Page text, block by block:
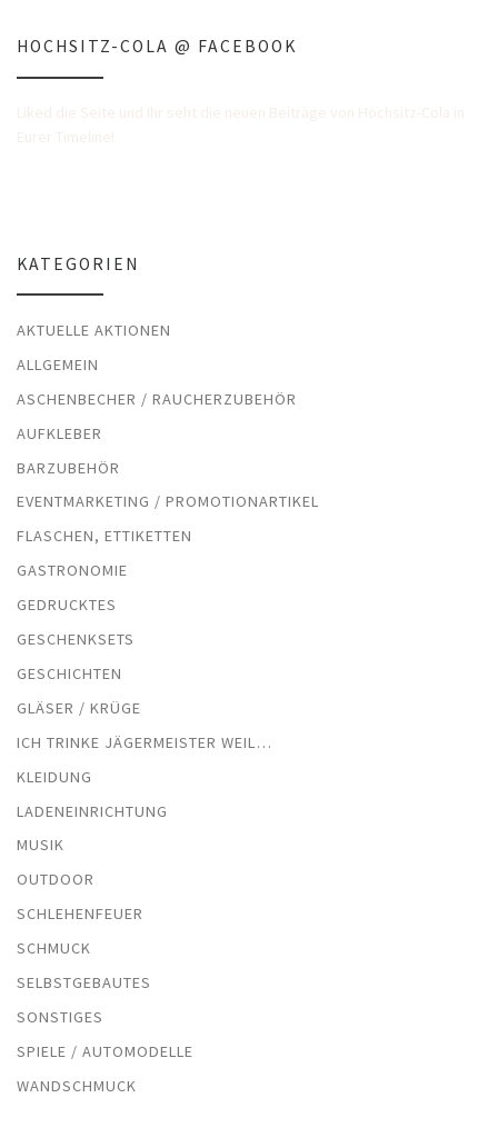
HOCHSITZ-COLA @ FACEBOOK
KATEGORIEN
AKTUELLE AKTIONEN
ALLGEMEIN
ASCHENBECHER / RAUCHERZUBEHÖR
AUFKLEBER
BARZUBEHÖR
EVENTMARKETING / PROMOTIONARTIKEL
FLASCHEN, ETTIKETTEN
GASTRONOMIE
GEDRUCKTES
GESCHENKSETS
GESCHICHTEN
GLÄSER / KRÜGE
ICH TRINKE JÄGERMEISTER WEIL…
KLEIDUNG
LADENEINRICHTUNG
MUSIK
OUTDOOR
SCHLEHENFEUER
SCHMUCK
SELBSTGEBAUTES
SONSTIGES
SPIELE / AUTOMODELLE
WANDSCHMUCK